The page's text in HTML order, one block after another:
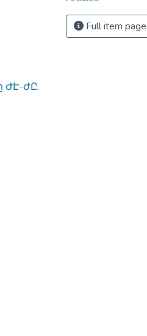
ԺԷ-ԺԸ.
Full item page